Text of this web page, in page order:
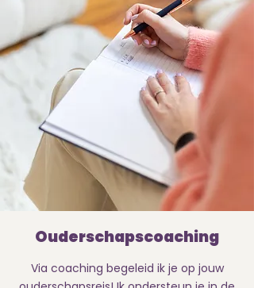
Ouderschapscoaching
Via coaching begeleid ik je op jouw